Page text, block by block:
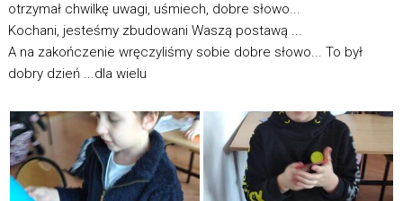
otrzymał chwilkę uwagi, uśmiech, dobre słowo...
Kochani, jesteśmy zbudowani Waszą postawą ...
A na zakończenie wręczyliśmy sobie dobre słowo... To był
dobry dzień ...dla wielu